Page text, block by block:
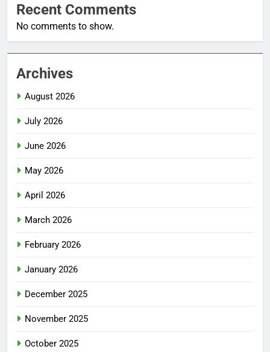
Recent Comments
No comments to show.
Archives
August 2026
July 2026
June 2026
May 2026
April 2026
March 2026
February 2026
January 2026
December 2025
November 2025
October 2025